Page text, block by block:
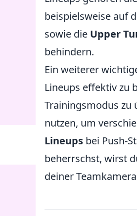
beispielsweise auf
sowie die Upper
behindern.
Ein weiterer
Lineups effektiv zu
Trainingsmodus zu
nutzen, um
Lineups bei Push-
beherrschst, wirst
deiner